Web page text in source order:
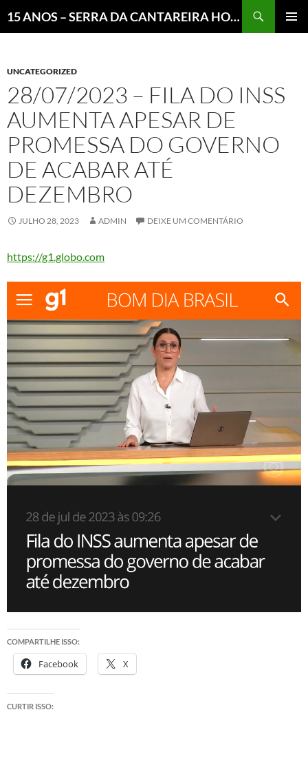
15 ANOS – SERRA DA CANTAREIRA HOJE E COTIDIANO DO BRASIL E DO MUNDO
UNCATEGORIZED
28/07/2023 – FILA DO INSS
AUMENTA APESAR DE
PROMESSA DO GOVERNO
DE ACABAR ATÉ
DEZEMBRO
JULHO 28, 2023 ADMIN DEIXE UM COMENTÁRIO
https://g1.globo.com
COMPARTILHE ISSO:
Facebook X
CURTIR ISSO: